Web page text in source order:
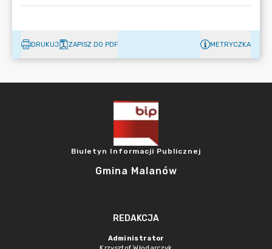
DRUKUJ ZAPISZ DO PDF METRYCZKA
Biuletyn Informacji Publicznej
Gmina Malanów
REDAKCJA
Administrator